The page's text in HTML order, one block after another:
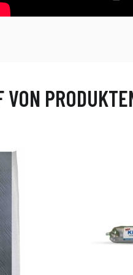
VON